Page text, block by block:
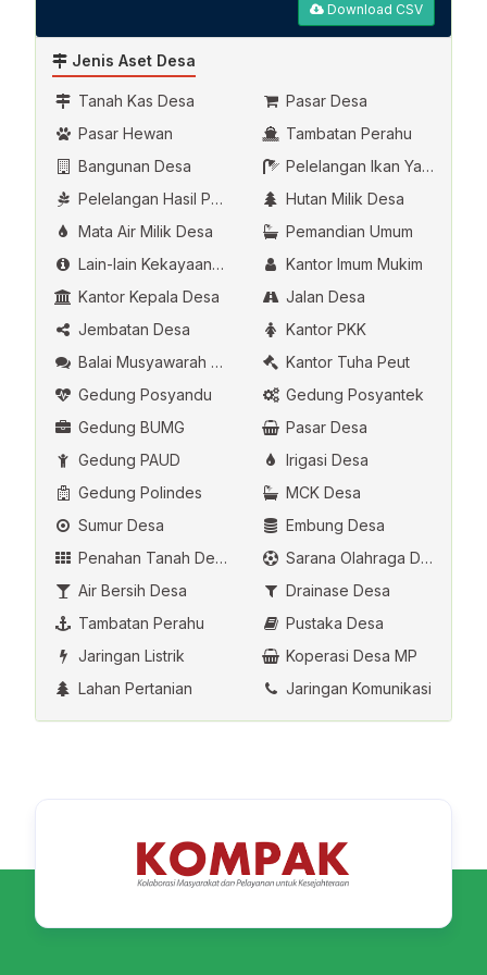
Download CSV
Jenis Aset Desa
Tanah Kas Desa
Pasar Desa
Pasar Hewan
Tambatan Perahu
Bangunan Desa
Pelelangan Ikan Yang Dikelola Oleh Desa
Pelelangan Hasil Pertanian
Hutan Milik Desa
Mata Air Milik Desa
Pemandian Umum
Lain-lain Kekayaan Asli Desa
Kantor Imum Mukim
Kantor Kepala Desa
Jalan Desa
Jembatan Desa
Kantor PKK
Balai Musyawarah Desa
Kantor Tuha Peut
Gedung Posyandu
Gedung Posyantek
Gedung BUMG
Pasar Desa
Gedung PAUD
Irigasi Desa
Gedung Polindes
MCK Desa
Sumur Desa
Embung Desa
Penahan Tanah Desa
Sarana Olahraga Desa
Air Bersih Desa
Drainase Desa
Tambatan Perahu
Pustaka Desa
Jaringan Listrik
Koperasi Desa MP
Lahan Pertanian
Jaringan Komunikasi